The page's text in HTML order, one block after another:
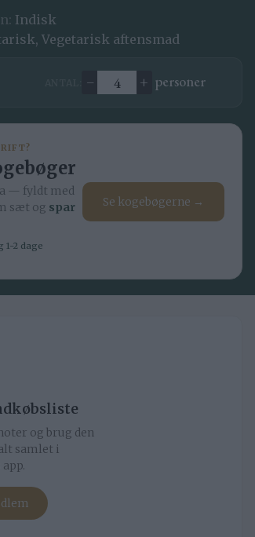
Indisk
Vegetarisk aftensmad
Ændre antal
– + personer
— fyldt med
sæt og spar
1-2 dage
Se kogebøgerne →
og brug den
samlet i